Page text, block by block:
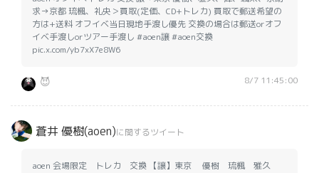
求→京都 琉楓、礼央＞買取(定価、CD+トレカ) 買取で郵送希望の
方は+送料 オフイベ当日現地手渡し優先 交換の場合は郵送orオフ
イベ手渡しorツアー手渡し #aoen譲 #aoen交換
pic.x.com/yb7xX7e8W6
😈 8/7 11:45:00
蒼井 優樹(aoen)に関するツイート
aoen 会場限定 トレカ 交換 【譲】東京 優樹 琉楓 雅久